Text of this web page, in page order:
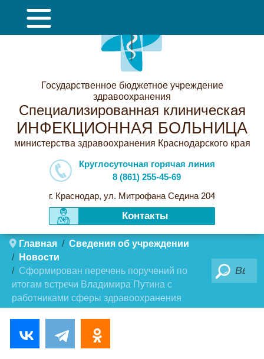
Государственное бюджетное учреждение
здравоохранения
Специализированная клиническая
ИНФЕКЦИОННАЯ БОЛЬНИЦА
министерства здравоохранения Краснодарского края
Круглосуточная горячая линия
8 (861) 255-45-69
г. Краснодар, ул. Митрофана Седина 204
Контакты
Главная
Сведения об учреждении
Новости
Сформирован перечень поручений по
итогам встречи Владимира Путина с
работниками сферы здравоохранения
Поиск